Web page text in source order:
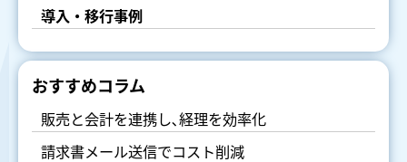
導入・移行事例
おすすめコラム
販売と会計を連携し､経理を効率化
請求書メール送信でコスト削減